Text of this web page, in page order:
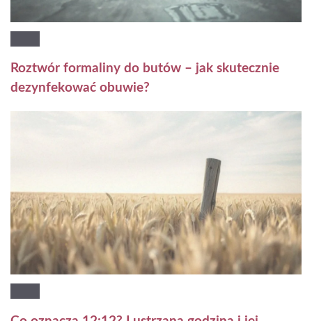
Roztwór formaliny do butów – jak skutecznie
dezynfekować obuwie?